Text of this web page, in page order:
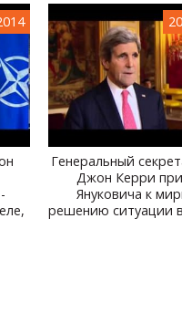
Генеральный
Джон Керри
Януковича к
решению ситуации